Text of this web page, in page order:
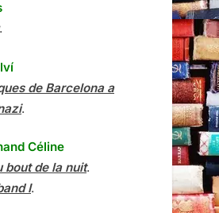
.
de Barcelona a
.
Céline
bout de la nuit.
I.